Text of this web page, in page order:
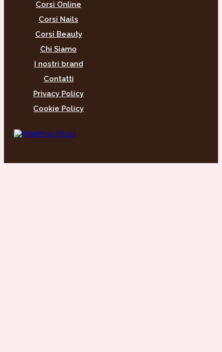
Corsi Online
Corsi Nails
Corsi Beauty
Chi Siamo
I nostri brand
Contatti
Privacy Policy
Cookie Policy